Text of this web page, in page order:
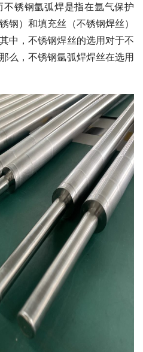
锈钢氩弧焊是指在氩气保护
钢）和填充丝（不锈钢焊丝）
中，不锈钢焊丝的选用对于不
么，不锈钢氩弧焊焊丝在选用